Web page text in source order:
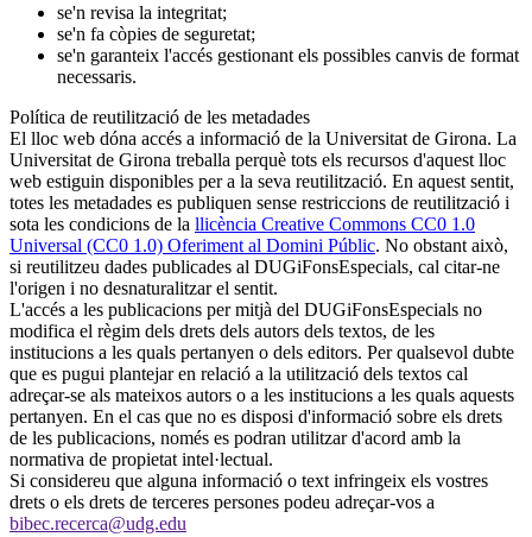
se'n revisa la integritat;
se'n fa còpies de seguretat;
se'n garanteix l'accés gestionant els possibles canvis de format
necessaris.
Política de reutilització de les metadades
El lloc web dóna accés a informació de la Universitat de Girona. La
Universitat de Girona treballa perquè tots els recursos d'aquest lloc
web estiguin disponibles per a la seva reutilització. En aquest sentit,
totes les metadades es publiquen sense restriccions de reutilització i
sota les condicions de la llicència Creative Commons CC0 1.0
Universal (CC0 1.0) Oferiment al Domini Públic. No obstant això,
si reutilitzeu dades publicades al DUGiFonsEspecials, cal citar-ne
l'origen i no desnaturalitzar el sentit.
L'accés a les publicacions per mitjà del DUGiFonsEspecials no
modifica el règim dels drets dels autors dels textos, de les
institucions a les quals pertanyen o dels editors. Per qualsevol dubte
que es pugui plantejar en relació a la utilització dels textos cal
adreçar-se als mateixos autors o a les institucions a les quals aquests
pertanyen. En el cas que no es disposi d'informació sobre els drets
de les publicacions, només es podran utilitzar d'acord amb la
normativa de propietat intel·lectual.
Si considereu que alguna informació o text infringeix els vostres
drets o els drets de terceres persones podeu adreçar-vos a
bibec.recerca@udg.edu